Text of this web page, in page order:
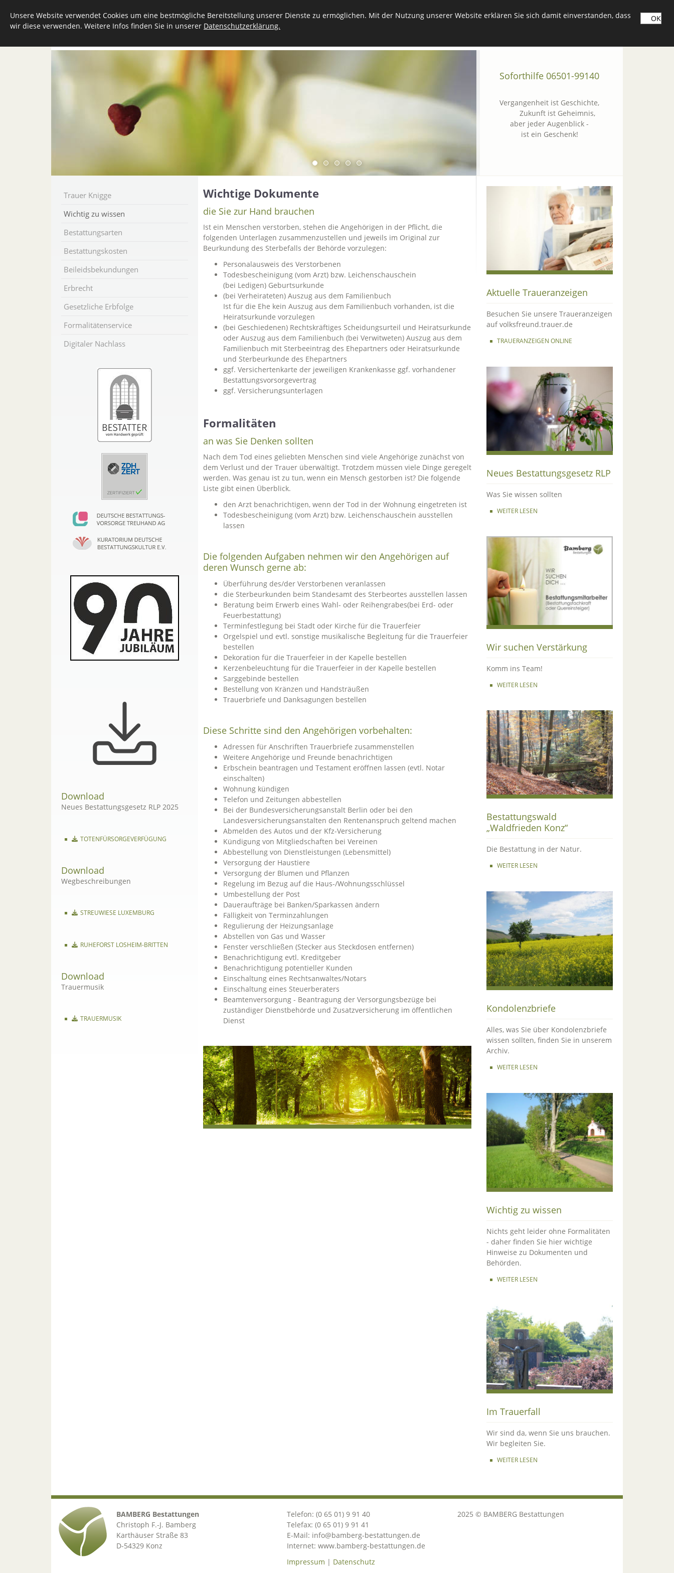
LEISTUNGEN VORSORGE STERBEFALL
Soforthilfe 06501-99140
Vergangenheit ist Geschichte,
Zukunft ist Geheimnis,
aber jeder Augenblick -
ist ein Geschenk!
Wichtige Dokumente
die Sie zur Hand brauchen
Ist ein Menschen verstorben, stehen die Angehörigen in der Pflicht, die
folgenden Unterlagen zusammenzustellen und jeweils im Original zur
Beurkundung des Sterbefalls der Behörde vorzulegen:
Personalausweis des Verstorbenen
Todesbescheinigung (vom Arzt) bzw. Leichenschauschein
(bei Ledigen) Geburtsurkunde
(bei Verheirateten) Auszug aus dem Familienbuch
Ist für die Ehe kein Auszug aus dem Familienbuch vorhanden, ist die
Heiratsurkunde vorzulegen
(bei Geschiedenen) Rechtskräftiges Scheidungsurteil und Heiratsurkunde
oder Auszug aus dem Familienbuch (bei Verwitweten) Auszug aus dem
Familienbuch mit Sterbeeintrag des Ehepartners oder Heiratsurkunde
und Sterbeurkunde des Ehepartners
ggf. Versichertenkarte der jeweiligen Krankenkasse ggf. vorhandener
Bestattungsvorsorgevertrag
ggf. Versicherungsunterlagen
Formalitäten
an was Sie Denken sollten
Nach dem Tod eines geliebten Menschen sind viele Angehörige zunächst von
dem Verlust und der Trauer überwältigt. Trotzdem müssen viele Dinge geregelt
werden. Was genau ist zu tun, wenn ein Mensch gestorben ist? Die folgende
Liste gibt einen Überblick.
den Arzt benachrichtigen, wenn der Tod in der Wohnung eingetreten ist
Todesbescheinigung (vom Arzt) bzw. Leichenschauschein ausstellen
lassen
Die folgenden Aufgaben nehmen wir den Angehörigen auf
deren Wunsch gerne ab:
Überführung des/der Verstorbenen veranlassen
die Sterbeurkunden beim Standesamt des Sterbeortes ausstellen lassen
Beratung beim Erwerb eines Wahl- oder Reihengrabes(bei Erd- oder
Feuerbestattung)
Terminfestlegung bei Stadt oder Kirche für die Trauerfeier
Orgelspiel und evtl. sonstige musikalische Begleitung für die Trauerfeier
bestellen
Dekoration für die Trauerfeier in der Kapelle bestellen
Kerzenbeleuchtung für die Trauerfeier in der Kapelle bestellen
Sarggebinde bestellen
Bestellung von Kränzen und Handsträußen
Trauerbriefe und Danksagungen bestellen
Diese Schritte sind den Angehörigen vorbehalten:
Adressen für Anschriften Trauerbriefe zusammenstellen
Weitere Angehörige und Freunde benachrichtigen
Erbschein beantragen und Testament eröffnen lassen (evtl. Notar
einschalten)
Wohnung kündigen
Telefon und Zeitungen abbestellen
Bei der Bundesversicherungsanstalt Berlin oder bei den
Landesversicherungsanstalten den Rentenanspruch geltend machen
Abmelden des Autos und der Kfz-Versicherung
Kündigung von Mitgliedschaften bei Vereinen
Abbestellung von Dienstleistungen (Lebensmittel)
Versorgung der Haustiere
Versorgung der Blumen und Pflanzen
Regelung im Bezug auf die Haus-/Wohnungsschlüssel
Umbestellung der Post
Daueraufträge bei Banken/Sparkassen ändern
Fälligkeit von Terminzahlungen
Regulierung der Heizungsanlage
Abstellen von Gas und Wasser
Fenster verschließen (Stecker aus Steckdosen entfernen)
Benachrichtigung evtl. Kreditgeber
Benachrichtigung potentieller Kunden
Einschaltung eines Rechtsanwaltes/Notars
Einschaltung eines Steuerberaters
Beamtenversorgung - Beantragung der Versorgungsbezüge bei
zuständiger Dienstbehörde und Zusatzversicherung im öffentlichen
Dienst
Trauer Knigge
Wichtig zu wissen
Bestattungsarten
Bestattungskosten
Beileidsbekundungen
Erbrecht
Gesetzliche Erbfolge
Formalitätenservice
Digitaler Nachlass
Download
Neues Bestattungsgesetz RLP 2025
TOTENFÜRSORGEVERFÜGUNG
Download
Wegbeschreibungen
STREUWIESE LUXEMBURG
RUHEFORST LOSHEIM-BRITTEN
Download
Trauermusik
TRAUERMUSIK
Aktuelle Traueranzeigen
Besuchen Sie unsere Traueranzeigen
auf volksfreund.trauer.de
TRAUERANZEIGEN ONLINE
Neues Bestattungsgesetz RLP
Was Sie wissen sollten
WEITER LESEN
Wir suchen Verstärkung
Komm ins Team!
WEITER LESEN
Bestattungswald
„Waldfrieden Konz“
Die Bestattung in der Natur.
WEITER LESEN
Kondolenzbriefe
Alles, was Sie über Kondolenzbriefe
wissen sollten, finden Sie in unserem
Archiv.
WEITER LESEN
Wichtig zu wissen
Nichts geht leider ohne Formalitäten
- daher finden Sie hier wichtige
Hinweise zu Dokumenten und
Behörden.
WEITER LESEN
Im Trauerfall
Wir sind da, wenn Sie uns brauchen.
Wir begleiten Sie.
WEITER LESEN
BAMBERG Bestattungen
Christoph F.-J. Bamberg
Karthäuser Straße 83
D-54329 Konz
Telefon: (0 65 01) 9 91 40
Telefax: (0 65 01) 9 91 41
E-Mail: info@bamberg-bestattungen.de
Internet: www.bamberg-bestattungen.de
Impressum | Datenschutz
2025 © BAMBERG Bestattungen
OK
Unsere Website verwendet Cookies um eine bestmögliche Bereitstellung unserer Dienste zu ermöglichen. Mit der Nutzung unserer Website erklären Sie sich damit einverstanden, dass
wir diese verwenden. Weitere Infos finden Sie in unserer Datenschutzerklärung.